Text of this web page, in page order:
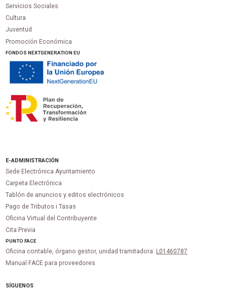
Servicios Sociales
Cultura
Juventud
Promoción Económica
FONDOS NEXTGENERATION EU
E-ADMINISTRACIÓN
Sede Electrónica Ayuntamiento
Carpeta Electrónica
Tablón de anuncios y editos electrónicos
Pago de Tributos i Tasas
Oficina Virtual del Contribuyente
Cita Previa
PUNTOFACE
Oficina contable, órgano gestor, unidad tramitadora: L01460787
Manual FACE para proveedores
SÍGUENOS